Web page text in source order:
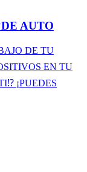
AUTO
DE TU
EN TU
¡PUEDES